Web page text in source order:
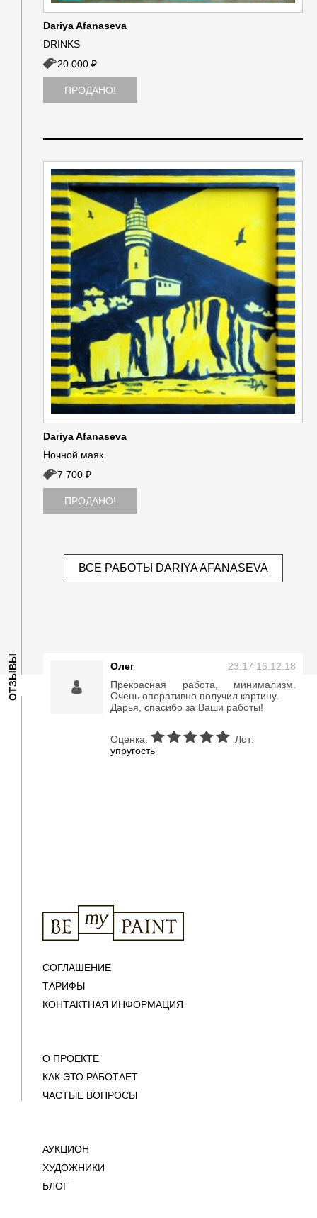
Dariya Afanaseva
DRINKS
20 000 ₽
ПРОДАНО!
Dariya Afanaseva
Ночной маяк
7 700 ₽
ПРОДАНО!
ВСЕ РАБОТЫ DARIYA AFANASEVA
ОТЗЫВЫ Олег
23:17 16.12.18
Прекрасная работа, минимализм.
Очень оперативно получил картину.
Дарья, спасибо за Ваши работы!
Оценка:
Лот:
упругость
СОГЛАШЕНИЕ
ТАРИФЫ
КОНТАКТНАЯ ИНФОРМАЦИЯ
О ПРОЕКТЕ
КАК ЭТО РАБОТАЕТ
ЧАСТЫЕ ВОПРОСЫ
АУКЦИОН
ХУДОЖНИКИ
БЛОГ